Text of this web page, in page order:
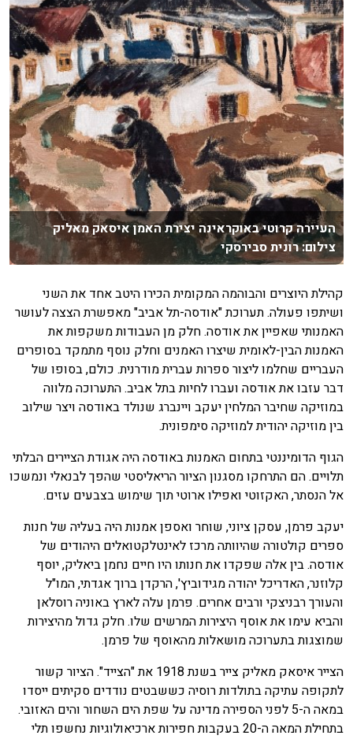
העיירה קרוטי באוקראינה יצירת האמן איסאק מאליק
צילום: רונית סבירסקי
קהילת היוצרים והבוהמה המקומית הכירו היטב אחד את השני
ושיתפו פעולה. תערוכת "אודסה-תל אביב" מאפשרת הצצה לעושר
האמנותי שאפיין את אודסה. חלק מן העבודות משקפות את
האמנות הבין-לאומית שיצרו האמנים וחלק נוסף מתמקד בסופרים
העבריים שחלמו ליצור ספרות עברית מודרנית. כולם, בסופו של
דבר עזבו את אודסה ועברו לחיות בתל אביב. התערוכה מלווה
במוזיקה שחיבר המלחין יעקב ויינברג שנולד באודסה ויצר שילוב
בין מוזיקה יהודית למוזיקה סימפונית.
הגוף הדומיננטי בתחום האמנות באודסה היה אגודת הציירים הבלתי
תלויים. הם התרחקו מסגנון הציור הריאליסטי שהפך לבנאלי ונמשכו
אל הנסתר, האקזוטי ואפילו ארוטי תוך שימוש בצבעים עזים.
יעקב פרמן, עסקן ציוני, שוחר ואספן אמנות היה בעליה של חנות
ספרים קולטורה שהיוותה מרכז לאינטלקטואלים היהודים של
אודסה. בין אלה שפקדו את חנותו היו חיים נחמן ביאליק, יוסף
קלוזנר, האדריכל יהודה מגידוביץ', הרקדן ברוך אגדתי, המו"ל
והעורך רבניצקי ורבים אחרים. פרמן עלה לארץ באוניה רוסלאן
והביא עימו את אוסף היצירות המרשים שלו. חלק גדול מהיצירות
שמוצגות בתערוכה מושאלות מהאוסף של פרמן.
הצייר איסאק מאליק צייר בשנת 1918 את "הצייד". הציור קשור
לתקופה עתיקה בתולדות רוסיה כששבטים נודדים סקיתים ייסדו
במאה ה-5 לפני הספירה מדינה על שפת הים השחור והים האזובי.
בתחילת המאה ה-20 בעקבות חפירות ארכיאולוגיות נחשפו תלי